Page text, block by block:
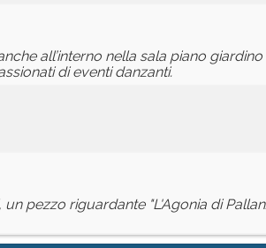
all’interno nella sala piano
di eventi danzanti.
pezzo riguardante "L'Agonia di